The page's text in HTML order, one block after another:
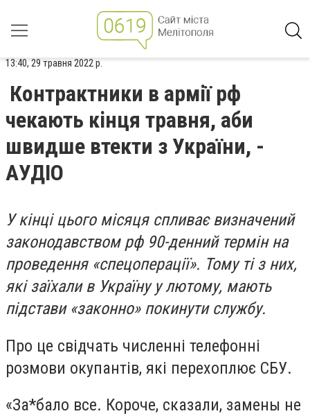
13:40, 29 травня 2022 р.
Контрактники в армії рф
чекають кінця травня, аби
швидше втекти з України, -
АУДІО
У кінці цього місяця спливає визначений
законодавством рф 90-денний термін на
проведення «спецоперації». Тому ті з них,
які заїхали в Україну у лютому, мають
підстави «законно» покинути службу.
Про це свідчать численні телефонні
розмови окупантів, які перехоплює СБУ.
«За*бало все. Короче, сказали, замены не